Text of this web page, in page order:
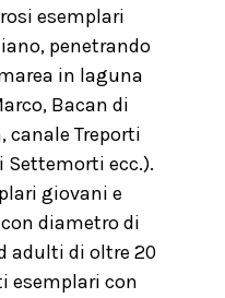
esemplari
penetrando
in laguna
Bacan di
canale Treporti
Settemorti ecc.).
giovani e
diametro di
adulti di oltre 20
esemplari con